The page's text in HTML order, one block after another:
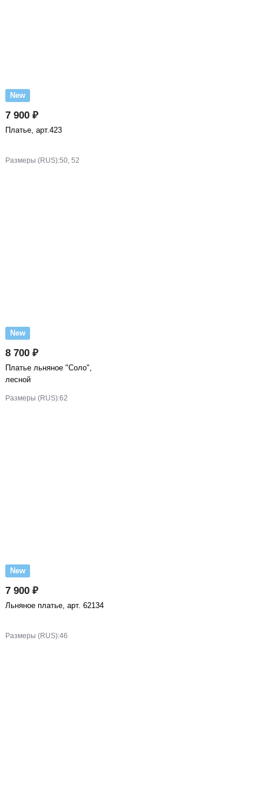
New
7 900 ₽
Платье, арт.423
Размеры (RUS):50, 52
New
8 700 ₽
Платье льняное "Соло",
лесной
Размеры (RUS):62
New
7 900 ₽
Льняное платье, арт. 62134
Размеры (RUS):46